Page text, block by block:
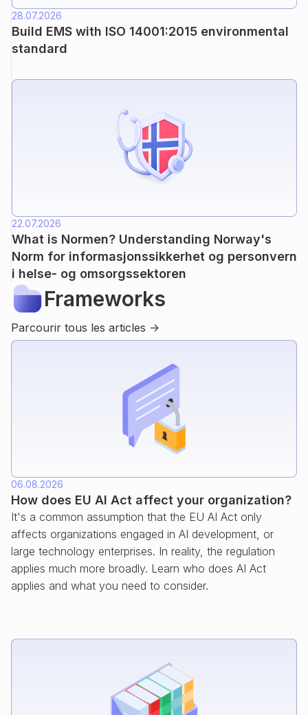
28.07.2026
Build EMS with ISO 14001:2015 environmental
standard
22.07.2026
What is Normen? Understanding Norway's
Norm for informasjonssikkerhet og personvern
i helse- og omsorgssektoren
Frameworks
Parcourir tous les articles ->
06.08.2026
How does EU AI Act affect your organization?
It's a common assumption that the EU AI Act only
affects organizations engaged in AI development, or
large technology enterprises. In reality, the regulation
applies much more broadly. Learn who does AI Act
applies and what you need to consider.